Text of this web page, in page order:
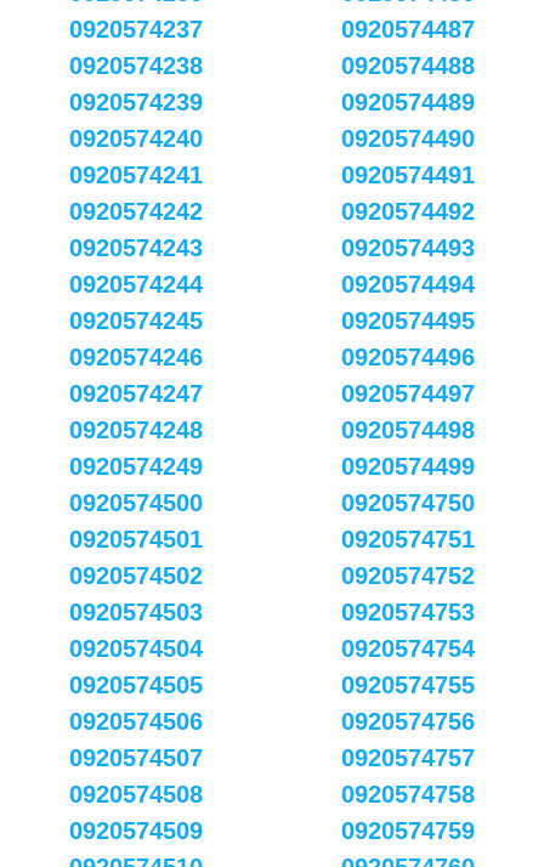
0920574237
0920574238
0920574239
0920574240
0920574241
0920574242
0920574243
0920574244
0920574245
0920574246
0920574247
0920574248
0920574249
0920574487
0920574488
0920574489
0920574490
0920574491
0920574492
0920574493
0920574494
0920574495
0920574496
0920574497
0920574498
0920574499
0920574500
0920574501
0920574502
0920574503
0920574504
0920574505
0920574506
0920574507
0920574508
0920574509
0920574750
0920574751
0920574752
0920574753
0920574754
0920574755
0920574756
0920574757
0920574758
0920574759